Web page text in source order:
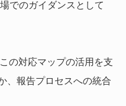
でのガイダンスとして
の対応マップの活用を支
、報告プロセスへの統合